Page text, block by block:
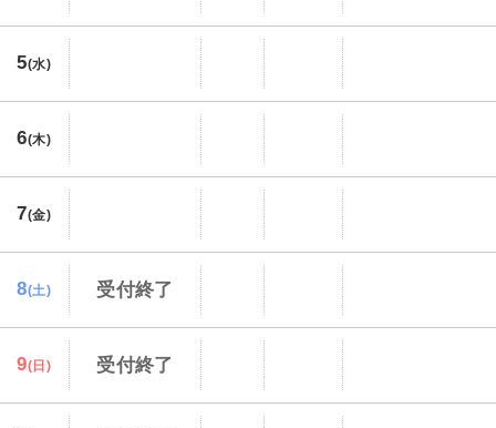
5(水)
6(木)
7(金)
8(土) 受付終了
9(日) 受付終了